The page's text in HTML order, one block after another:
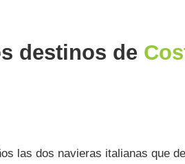
destinos de
las dos navieras italianas que